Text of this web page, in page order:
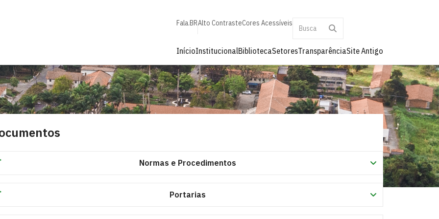
Fala.BRAlto ContrasteCores Acessíveis
InícioInstitucionalBibliotecaSetoresTransparênciaSite Antigo
Normas e Procedimentos
Portarias